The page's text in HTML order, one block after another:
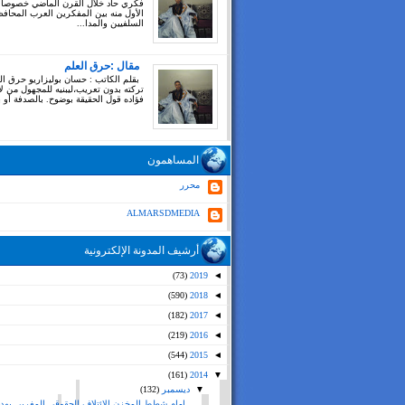
فكري حاد خلال القرن الماضي
الأول منه بين المفكرين العرب
السلفيين والمدا...
مقال :حرق العلم
بقلم الكاتب : حسان بوليزاريو حرق
تركته بدون تعريب،ليبنيه للمجهول من
فؤاده قول الحقيقة بوضوح. بالصدفة أو
المساهمون
محرر
ALMARSDMEDIA
أرشيف المدونة الإلكترونية
◄
2019
(73)
◄
2018
(590)
◄
2017
(182)
◄
2016
(219)
◄
2015
(544)
▼
2014
(161)
▼ ديسمبر (132)